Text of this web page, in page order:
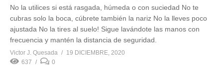
No la utilices si está rasgada, húmeda o con suciedad No te
cubras solo la boca, cúbrete también la nariz No la lleves poco
ajustada No la tires al suelo! Sigue lavándote las manos con
frecuencia y mantén la distancia de seguridad.
Victor J. Quesada
19 DICIEMBRE, 2020
637
0